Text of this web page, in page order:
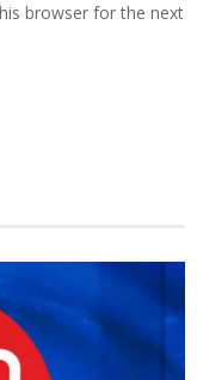
browser for the next